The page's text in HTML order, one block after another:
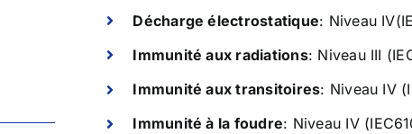
Décharge électrostatique: Niveau
Immunité aux radiations: Niveau III
Immunité aux transitoires: Niveau IV
Immunité à la foudre: Niveau IV